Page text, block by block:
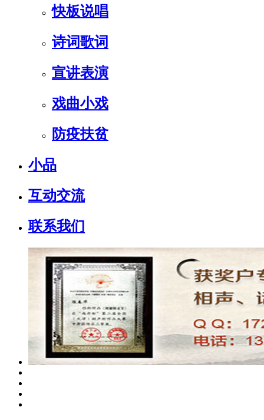
快板说唱
诗词歌词
宣讲表演
戏曲小戏
防疫扶贫
小品
互动交流
联系我们